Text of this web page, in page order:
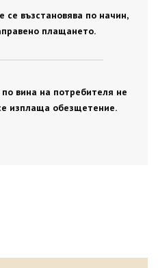
се възстановява по начин,
плащането.
вина на потребителя не
изплаща обезщетение.